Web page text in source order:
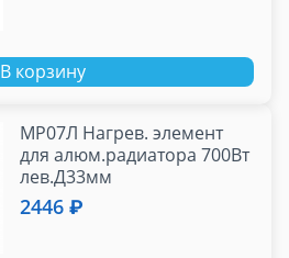
В корзину
МР07Л Нагрев. элемент
для алюм.радиатора 700Вт
лев.Д33мм
2446 ₽